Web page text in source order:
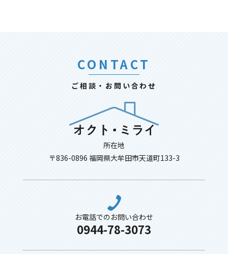
CONTACT
ご相談・お問い合わせ
所在地
〒836-0896 福岡県大牟田市天道町133-3
お電話でのお問い合わせ
0944-78-3073